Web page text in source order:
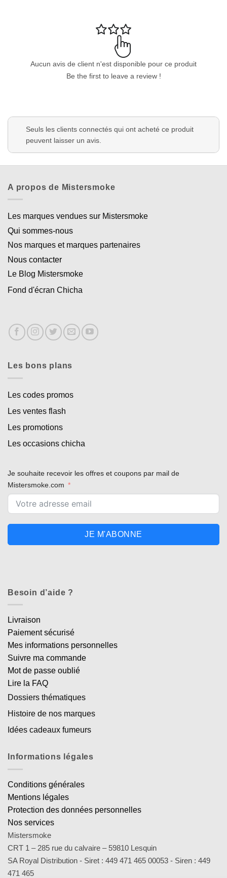
Aucun avis de client n'est disponible pour ce produit
Be the first to leave a review !
Seuls les clients connectés qui ont acheté ce produit
peuvent laisser un avis.
A propos de Mistersmoke
Les marques vendues sur Mistersmoke
Qui sommes-nous
Nos marques et marques partenaires
Nous contacter
Le Blog Mistersmoke
Fond d'écran Chicha
Les bons plans
Les codes promos
Les ventes flash
Les promotions
Les occasions chicha
Je souhaite recevoir les offres et coupons par mail de
Mistersmoke.com
JE M'ABONNE
Besoin d’aide ?
Livraison
Paiement sécurisé
Mes informations personnelles
Suivre ma commande
Mot de passe oublié
Lire la FAQ
Dossiers thématiques
Histoire de nos marques
Idées cadeaux fumeurs
Informations légales
Conditions générales
Mentions légales
Protection des données personnelles
Nos services
Mistersmoke
CRT 1 – 285 rue du calvaire – 59810 Lesquin
SA Royal Distribution - Siret : 449 471 465 00053 - Siren : 449
471 465